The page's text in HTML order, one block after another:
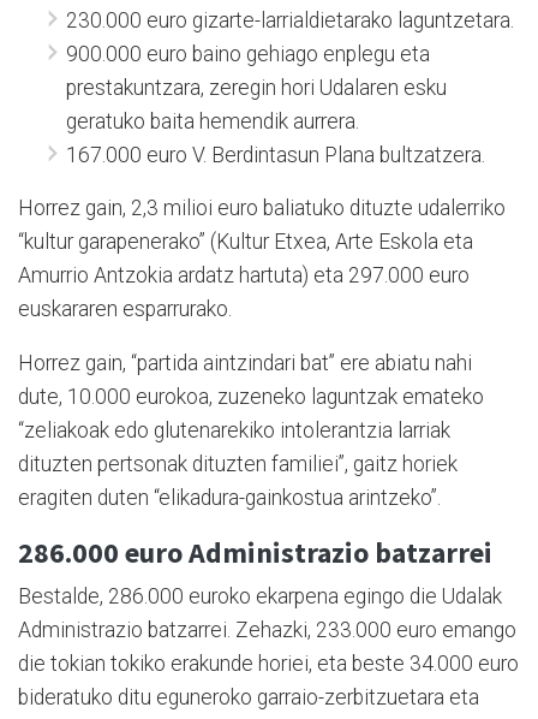
230.000 euro gizarte-larrialdietarako laguntzetara.
900.000 euro baino gehiago enplegu eta
prestakuntzara, zeregin hori Udalaren esku
geratuko baita hemendik aurrera.
167.000 euro V. Berdintasun Plana bultzatzera.
Horrez gain, 2,3 milioi euro baliatuko dituzte udalerriko
“kultur garapenerako” (Kultur Etxea, Arte Eskola eta
Amurrio Antzokia ardatz hartuta) eta 297.000 euro
euskararen esparrurako.
Horrez gain, “partida aintzindari bat” ere abiatu nahi
dute, 10.000 eurokoa, zuzeneko laguntzak emateko
“zeliakoak edo glutenarekiko intolerantzia larriak
dituzten pertsonak dituzten familiei”, gaitz horiek
eragiten duten “elikadura-gainkostua arintzeko”.
286.000 euro Administrazio batzarrei
Bestalde, 286.000 euroko ekarpena egingo die Udalak
Administrazio batzarrei. Zehazki, 233.000 euro emango
die tokian tokiko erakunde horiei, eta beste 34.000 euro
bideratuko ditu eguneroko garraio-zerbitzuetara eta